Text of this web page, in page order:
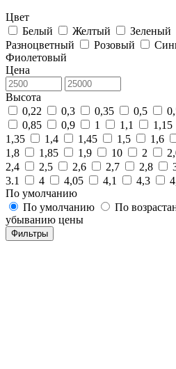
Цвет
Белый
Желтый Зеленый
Разноцветный
Розовый
Фиолетовый
Цена
Высота
0,22
0,3 0,35 0,5
0,85
0,9 1 1,1 1,15
1,35
1,4 1,45 1,5 1,6
1,8
1,85 1,9 10 2
2,4
2,5 2,6 2,7 2,8
3.1
4 4,05 4,1 4,3
По умолчанию
По умолчанию
По
убыванию цены
Фильтры